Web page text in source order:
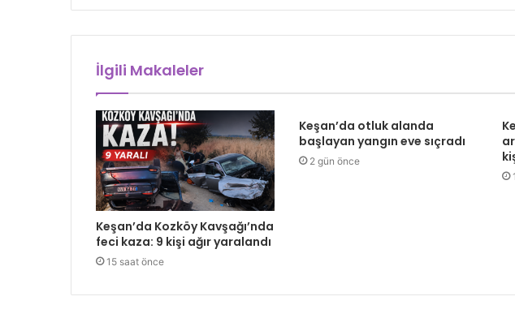
İlgili Makaleler
Keşan’da Kozköy Kavşağı’nda
feci kaza: 9 kişi ağır yaralandı
15 saat önce
Keşan’da otluk alanda
başlayan yangın eve sıçradı
2 gün önce